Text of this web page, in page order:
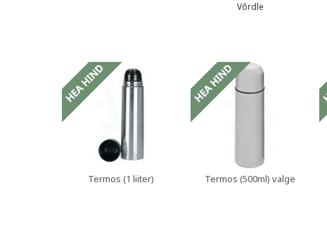
Võrdle
Termos (1 liiter) Termos (500ml) valge